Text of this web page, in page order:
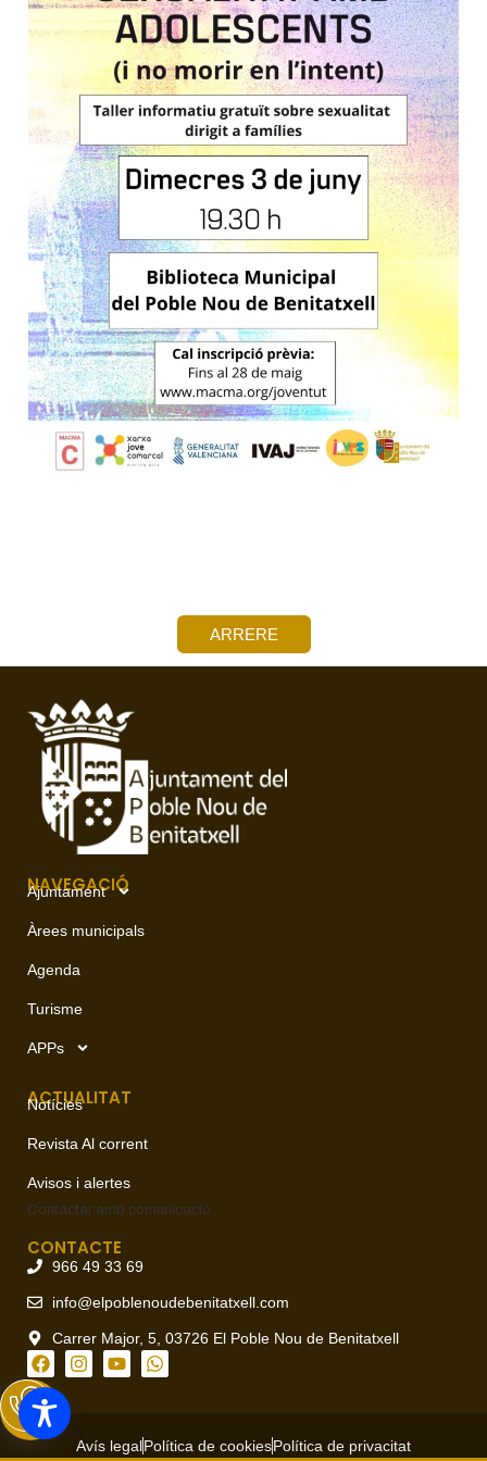
ARRERE
NAVEGACIÓ
Ajuntament
Àrees municipals
Agenda
Turisme
APPs
ACTUALITAT
Notícies
Revista Al corrent
Avisos i alertes
Contactar amb comunicació
CONTACTE
966 49 33 69
info@elpoblenoudebenitatxell.com
Carrer Major, 5, 03726 El Poble Nou de Benitatxell
Avís legalPolítica de cookiesPolítica de privacitat